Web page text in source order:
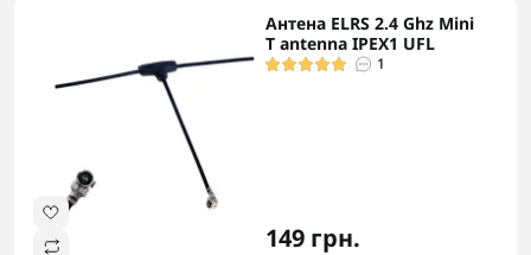
Антена ELRS 2.4 Ghz Mini
T antenna IPEX1 UFL
1
149 грн.